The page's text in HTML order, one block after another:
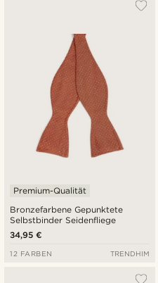
Bronzefarbene Gepunktete
Selbstbinder Seidenfliege
Premium-Qualität
34,95 €
12 FARBEN TRENDHIM